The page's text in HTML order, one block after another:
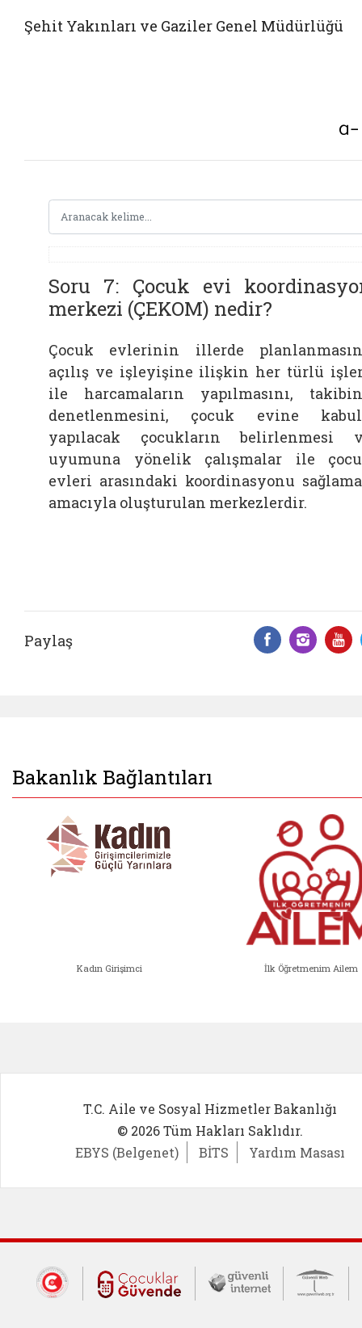
Şehit Yakınları ve Gaziler Genel Müdürlüğü
Soru 7: Çocuk evi
merkezi (ÇEKOM) nedir?
Çocuk evlerinin illerde
açılış ve işleyişine ilişkin her türlü
ile harcamaların yapılmasını,
denetlenmesini, çocuk evine
yapılacak çocukların belirlenmesi
uyumuna yönelik çalışmalar ile
evleri arasındaki koordinasyonu
amacıyla oluşturulan merkezlerdir.
Paylaş
Bakanlık Bağlantıları
Kadın Girişimci İlk Öğretmenim Ailem
T.C. Aile ve Sosyal Hizmetler Bakanlığı
© 2026 Tüm Hakları Saklıdır.
EBYS (Belgenet)
BİTS Yardım Masası
Dış Bağlantılar
Cumhurbaşkanlığı İletişim Merkezi
Çocuklar Güvende (yeni
Güvenli